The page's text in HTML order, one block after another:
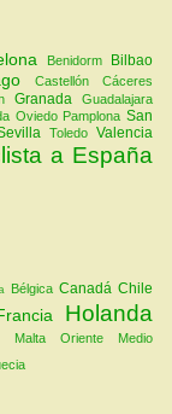
Benidorm Bilbao
CastellónCáceres
GranadaGuadalajara
Oviedo PamplonaSan
ToledoValencia
a España
Bélgica Canadá Chile
Holanda
Malta Oriente Medio